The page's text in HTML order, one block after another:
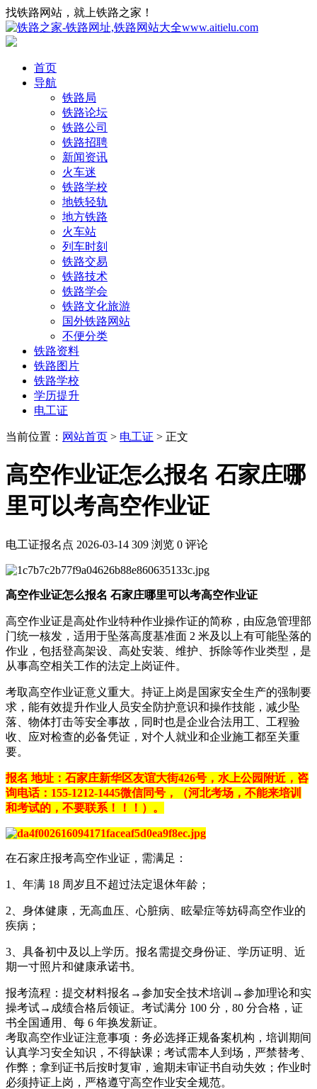
找铁路网站，就上铁路之家！
首页
导航
铁路局
铁路论坛
铁路公司
铁路招聘
新闻资讯
火车迷
铁路学校
地铁轻轨
地方铁路
火车站
列车时刻
铁路交易
铁路技术
铁路学会
铁路文化旅游
国外铁路网站
不便分类
铁路资料
铁路图片
铁路学校
学历提升
电工证
当前位置： 网站首页 > 电工证 > 正文
高空作业证怎么报名 石家庄哪
里可以考高空作业证
电工证报名点 2026-03-14 309 浏览 0 评论
高空作业证怎么报名 石家庄哪里可以考高空作业证
高空作业证是高处作业特种作业操作证的简称，由应急管理部
门统一核发，适用于坠落高度基准面 2 米及以上有可能坠落的
作业，包括登高架设、高处安装、维护、拆除等作业类型，是
从事高空相关工作的法定上岗证件。
考取高空作业证意义重大。持证上岗是国家安全生产的强制要
求，能有效提升作业人员安全防护意识和操作技能，减少坠
落、物体打击等安全事故，同时也是企业合法用工、工程验
收、应对检查的必备凭证，对个人就业和企业施工都至关重
要。
报名 地址：石家庄新华区友谊大街426号，水上公园附近，咨
询电话：155-1212-1445微信同号，（河北考场，不能来培训
和考试的，不要联系！！！）。
在石家庄报考高空作业证，需满足：
1、年满 18 周岁且不超过法定退休年龄；
2、身体健康，无高血压、心脏病、眩晕症等妨碍高空作业的
疾病；
3、具备初中及以上学历。报名需提交身份证、学历证明、近
期一寸照片和健康承诺书。
报考流程：提交材料报名→参加安全技术培训→参加理论和实
操考试→成绩合格后领证。考试满分 100 分，80 分合格，证
书全国通用、每 6 年换发新证。
考取高空作业证注意事项：务必选择正规备案机构，培训期间
认真学习安全知识，不得缺课；考试需本人到场，严禁替考、
作弊；拿到证书后按时复审，逾期未审证书自动失效；作业时
必须持证上岗，严格遵守高空作业安全规范。